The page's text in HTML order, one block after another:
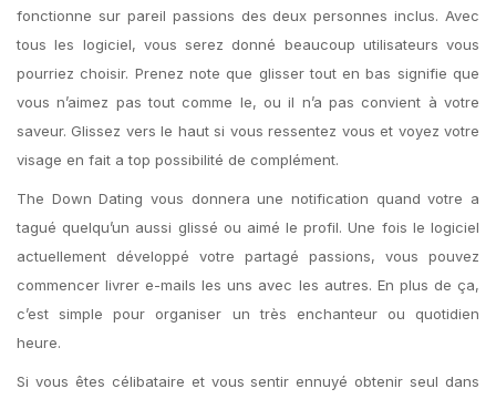
fonctionne sur pareil passions des deux personnes inclus. Avec
tous les logiciel, vous serez donné beaucoup utilisateurs vous
pourriez choisir. Prenez note que glisser tout en bas signifie que
vous n’aimez pas tout comme le, ou il n’a pas convient à votre
saveur. Glissez vers le haut si vous ressentez vous et voyez votre
visage en fait a top possibilité de complément.
The Down Dating vous donnera une notification quand votre a
tagué quelqu’un aussi glissé ou aimé le profil. Une fois le logiciel
actuellement développé votre partagé passions, vous pouvez
commencer livrer e-mails les uns avec les autres. En plus de ça,
c’est simple pour organiser un très enchanteur ou quotidien
heure.
Si vous êtes célibataire et vous sentir ennuyé obtenir seul dans